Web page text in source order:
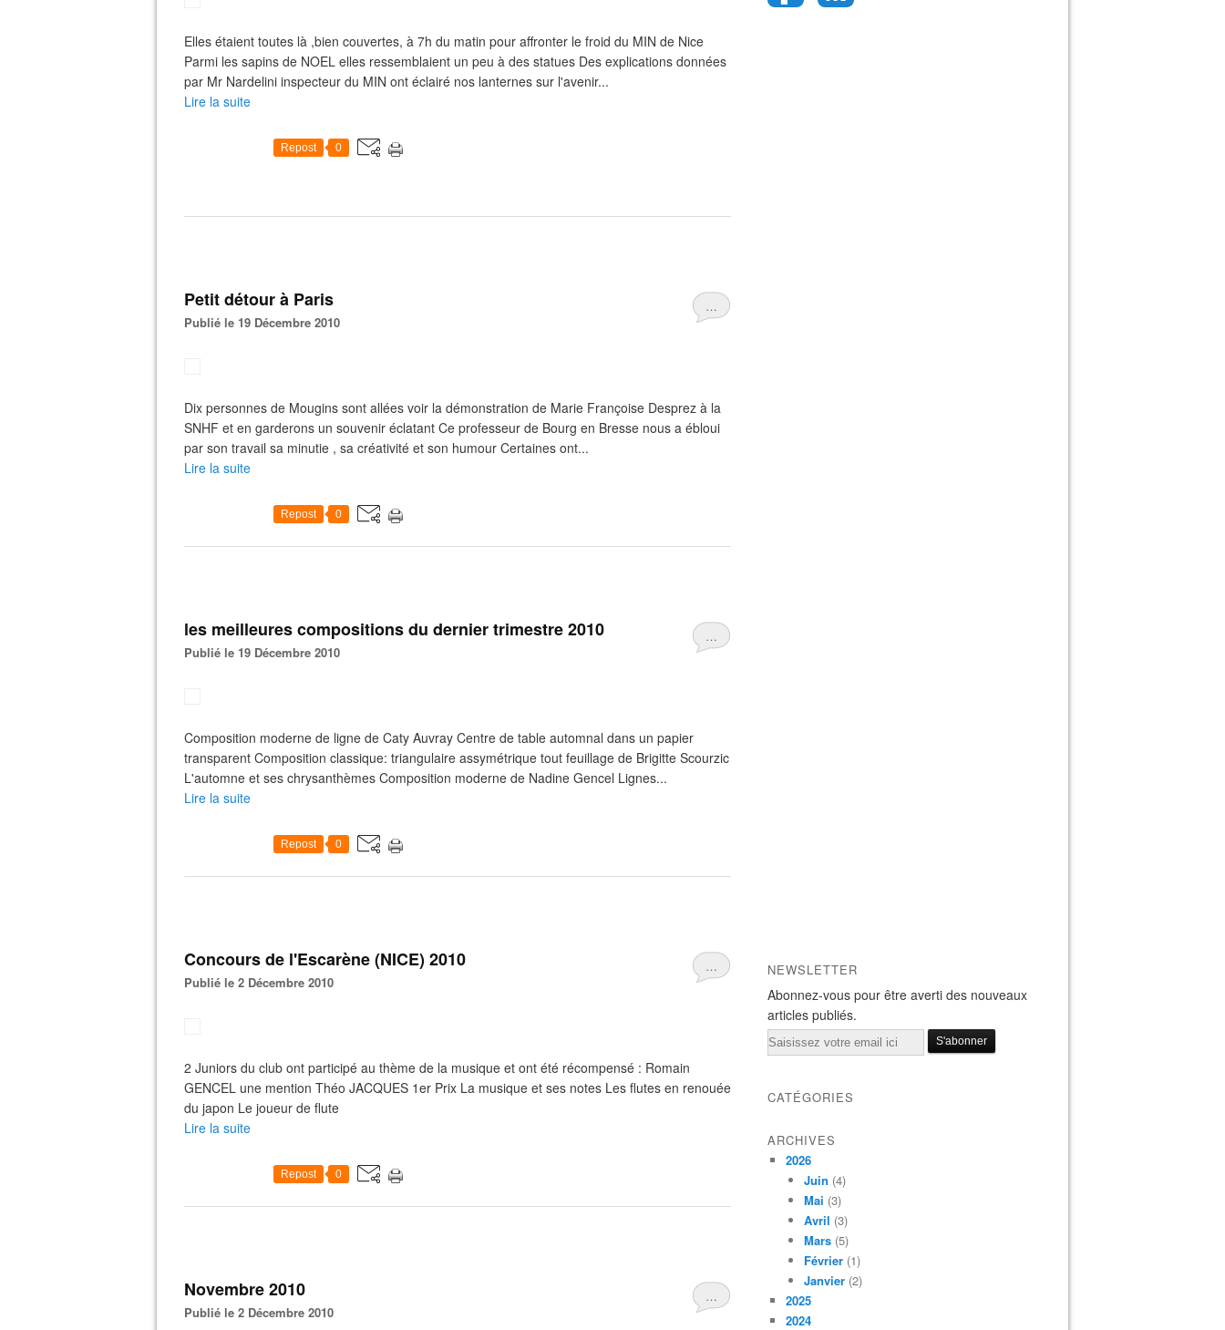
Elles étaient toutes là ,bien couvertes, à 7h du matin pour affronter le froid du MIN de Nice
Parmi les sapins de NOEL elles ressemblaient un peu à des statues Des explications données
par Mr Nardelini inspecteur du MIN ont éclairé nos lanternes sur l'avenir...
Lire la suite
Repost 0
…
Petit détour à Paris
Publié le 19 Décembre 2010
Dix personnes de Mougins sont allées voir la démonstration de Marie Françoise Desprez à la
SNHF et en garderons un souvenir éclatant Ce professeur de Bourg en Bresse nous a ébloui
par son travail sa minutie , sa créativité et son humour Certaines ont...
Lire la suite
Repost 0
…
les meilleures compositions du dernier trimestre 2010
Publié le 19 Décembre 2010
Composition moderne de ligne de Caty Auvray Centre de table automnal dans un papier
transparent Composition classique: triangulaire assymétrique tout feuillage de Brigitte Scourzic
L'automne et ses chrysanthèmes Composition moderne de Nadine Gencel Lignes...
Lire la suite
Repost 0
…
Concours de l'Escarène (NICE) 2010
Publié le 2 Décembre 2010
2 Juniors du club ont participé au thème de la musique et ont été récompensé : Romain
GENCEL une mention Théo JACQUES 1er Prix La musique et ses notes Les flutes en renouée
du japon Le joueur de flute
Lire la suite
Repost 0
…
Novembre 2010
Publié le 2 Décembre 2010
NEWSLETTER
Abonnez-vous pour être averti des nouveaux
articles publiés.
Email
CATÉGORIES
ARCHIVES
2026
Juin (4)
Mai (3)
Avril (3)
Mars (5)
Février (1)
Janvier (2)
2025
2024